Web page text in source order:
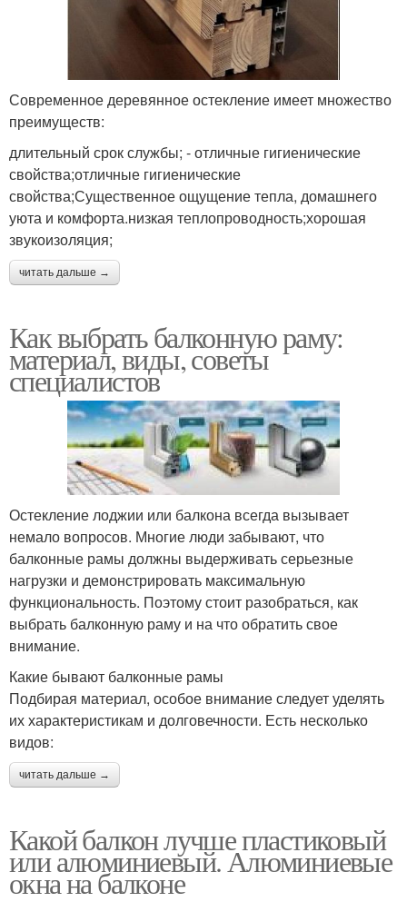
Современное деревянное остекление имеет множество
преимуществ:
длительный срок службы; - отличные гигиенические
свойства;отличные гигиенические
свойства;Существенное ощущение тепла, домашнего
уюта и комфорта.низкая теплопроводность;хорошая
звукоизоляция;
читать дальше →
Как выбрать балконную раму:
материал, виды, советы
специалистов
Остекление лоджии или балкона всегда вызывает
немало вопросов. Многие люди забывают, что
балконные рамы должны выдерживать серьезные
нагрузки и демонстрировать максимальную
функциональность. Поэтому стоит разобраться, как
выбрать балконную раму и на что обратить свое
внимание.
Какие бывают балконные рамы
Подбирая материал, особое внимание следует уделять
их характеристикам и долговечности. Есть несколько
видов:
читать дальше →
Какой балкон лучше пластиковый
или алюминиевый. Алюминиевые
окна на балконе